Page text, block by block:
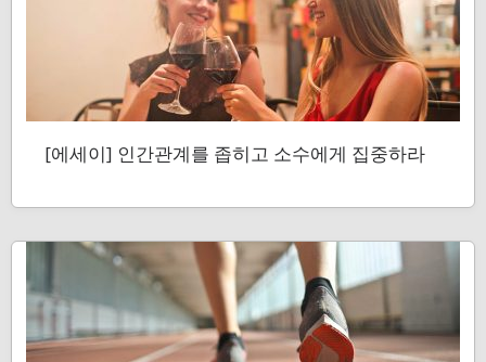
[에세이] 인간관계를 좁히고 소수에게 집중하라